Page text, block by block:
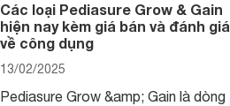
Các loại Pediasure Grow & Gain
hiện nay kèm giá bán và đánh giá
về công dụng
13/02/2025
Pediasure Grow &amp; Gain là dòng